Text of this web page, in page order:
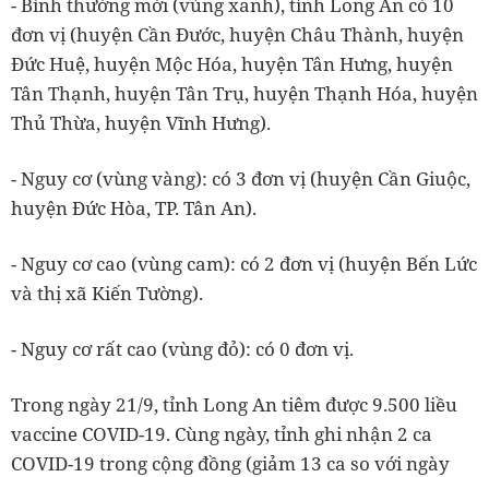
đơn vị (huyện Cần Đước, huyện Châu Thành, huyện
Đức Huệ, huyện Mộc Hóa, huyện Tân Hưng, huyện
Tân Thạnh, huyện Tân Trụ, huyện Thạnh Hóa, huyện
Thủ Thừa, huyện Vĩnh Hưng).
- Nguy cơ (vùng vàng): có 3 đơn vị (huyện Cần Giuộc,
huyện Đức Hòa, TP. Tân An).
- Nguy cơ cao (vùng cam): có 2 đơn vị (huyện Bến Lức
và thị xã Kiến Tường).
- Nguy cơ rất cao (vùng đỏ): có 0 đơn vị.
Trong ngày 21/9, tỉnh Long An tiêm được 9.500 liều
vaccine COVID-19. Cùng ngày, tỉnh ghi nhận 2 ca
COVID-19 trong cộng đồng (giảm 13 ca so với ngày